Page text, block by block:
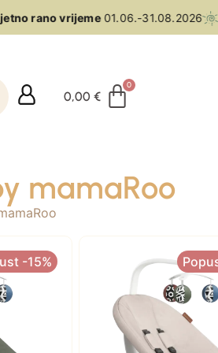
rano vrijeme01.06.-31.08.2026
0,00€
mamaRoo
-15%